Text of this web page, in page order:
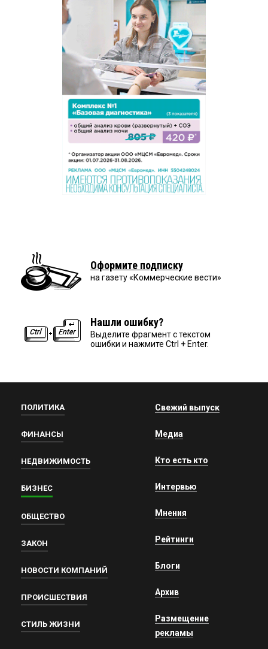
Оформите подписку
на газету «Коммерческие вести»
Нашли ошибку?
Выделите фрагмент с текстом
ошибки и нажмите Ctrl + Enter.
ПОЛИТИКА
ФИНАНСЫ
НЕДВИЖИМОСТЬ
БИЗНЕС
ОБЩЕСТВО
ЗАКОН
НОВОСТИ КОМПАНИЙ
ПРОИСШЕСТВИЯ
СТИЛЬ ЖИЗНИ
Свежий выпуск
Медиа
Кто есть кто
Интервью
Мнения
Рейтинги
Блоги
Архив
Размещение
рекламы